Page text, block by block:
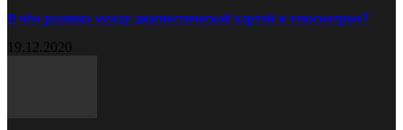
В чём разница между диагностической картой и техосмотром?
19.12.2020